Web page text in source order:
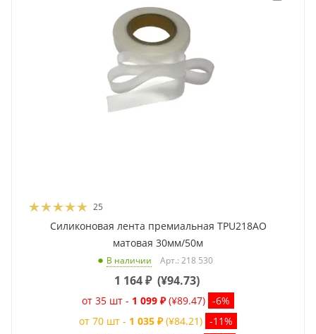
25
Силиконовая лента премиальная TPU218AO
матовая 30мм/50м
В наличии Арт.: 218 530
1 164₽ (¥94.73)
от 35 шт - 1 099 ₽ (¥89.47) -6%
от 70 шт - 1 035 ₽ (¥84.21) -11%